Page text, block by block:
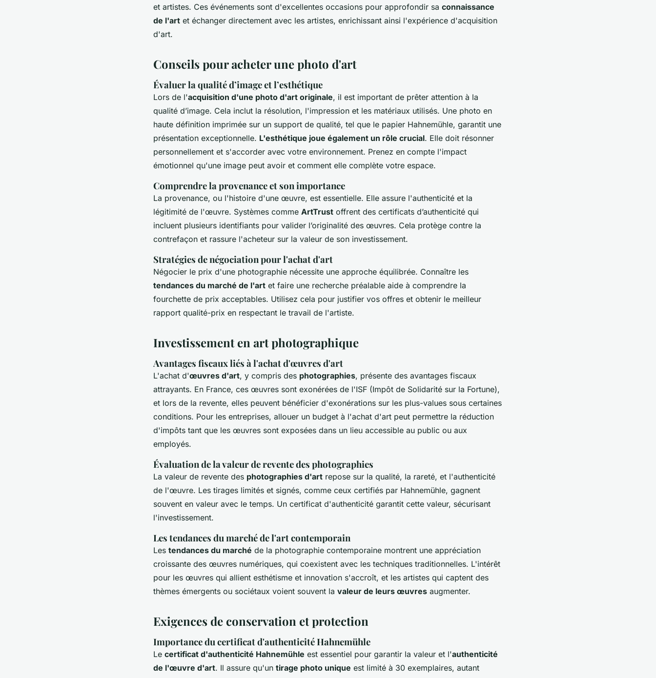
et artistes. Ces événements sont d'excellentes occasions pour approfondir sa connaissance
de l'art et échanger directement avec les artistes, enrichissant ainsi l'expérience d'acquisition
d'art.
Conseils pour acheter une photo d'art
Évaluer la qualité d’image et l’esthétique
Lors de l'acquisition d'une photo d'art originale, il est important de prêter attention à la
qualité d’image. Cela inclut la résolution, l'impression et les matériaux utilisés. Une photo en
haute définition imprimée sur un support de qualité, tel que le papier Hahnemühle, garantit une
présentation exceptionnelle. L'esthétique joue également un rôle crucial. Elle doit résonner
personnellement et s'accorder avec votre environnement. Prenez en compte l'impact
émotionnel qu'une image peut avoir et comment elle complète votre espace.
Comprendre la provenance et son importance
La provenance, ou l'histoire d'une œuvre, est essentielle. Elle assure l'authenticité et la
légitimité de l'œuvre. Systèmes comme ArtTrust offrent des certificats d’authenticité qui
incluent plusieurs identifiants pour valider l’originalité des œuvres. Cela protège contre la
contrefaçon et rassure l'acheteur sur la valeur de son investissement.
Stratégies de négociation pour l'achat d'art
Négocier le prix d'une photographie nécessite une approche équilibrée. Connaître les
tendances du marché de l'art et faire une recherche préalable aide à comprendre la
fourchette de prix acceptables. Utilisez cela pour justifier vos offres et obtenir le meilleur
rapport qualité-prix en respectant le travail de l'artiste.
Investissement en art photographique
Avantages fiscaux liés à l'achat d'œuvres d'art
L'achat d'œuvres d'art, y compris des photographies, présente des avantages fiscaux
attrayants. En France, ces œuvres sont exonérées de l'ISF (Impôt de Solidarité sur la Fortune),
et lors de la revente, elles peuvent bénéficier d'exonérations sur les plus-values sous certaines
conditions. Pour les entreprises, allouer un budget à l'achat d'art peut permettre la réduction
d'impôts tant que les œuvres sont exposées dans un lieu accessible au public ou aux
employés.
Évaluation de la valeur de revente des photographies
La valeur de revente des photographies d'art repose sur la qualité, la rareté, et l'authenticité
de l'œuvre. Les tirages limités et signés, comme ceux certifiés par Hahnemühle, gagnent
souvent en valeur avec le temps. Un certificat d'authenticité garantit cette valeur, sécurisant
l'investissement.
Les tendances du marché de l'art contemporain
Les tendances du marché de la photographie contemporaine montrent une appréciation
croissante des œuvres numériques, qui coexistent avec les techniques traditionnelles. L'intérêt
pour les œuvres qui allient esthétisme et innovation s'accroît, et les artistes qui captent des
thèmes émergents ou sociétaux voient souvent la valeur de leurs œuvres augmenter.
Exigences de conservation et protection
Importance du certificat d'authenticité Hahnemühle
Le certificat d'authenticité Hahnemühle est essentiel pour garantir la valeur et l'authenticité
de l'œuvre d'art. Il assure qu'un tirage photo unique est limité à 30 exemplaires, autant